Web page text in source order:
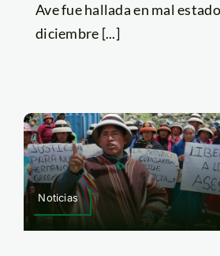
Ave fue hallada en mal
diciembre [...]
Noticias